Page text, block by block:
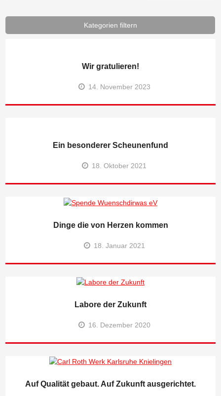
Kategorien filtern
Wir gratulieren!
14. November 2023
Ein besonderer Scheunenfund
18. Oktober 2021
Dinge die von Herzen kommen
18. Januar 2021
Labore der Zukunft
16. Dezember 2020
Auf Qualität gebaut. Auf Zukunft ausgerichtet.